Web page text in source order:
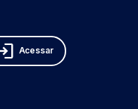
Acessar